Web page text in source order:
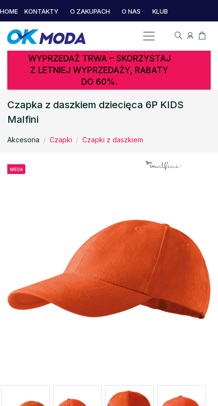
HOME KONTAKTY O ZAKUPACH O NAS KLUB
WYPRZEDAŻ TRWA – SKORZYSTAJ
Z LETNIEJ WYPRZEDAŻY, RABATY
DO 60%.
Czapka z daszkiem dziecięca 6P KIDS
Malfini
Akcesoria Czapki Czapki z daszkiem
MEGA